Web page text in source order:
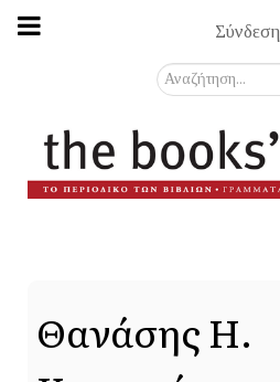
Σύνδεση
Αναζήτηση...
Θανάσης Η.